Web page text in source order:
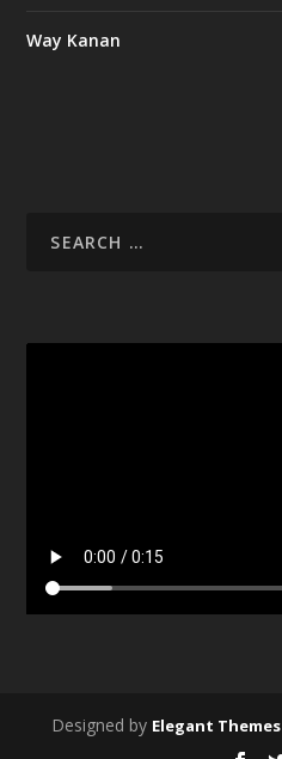
Way Kanan
Designed by Elegant Themes